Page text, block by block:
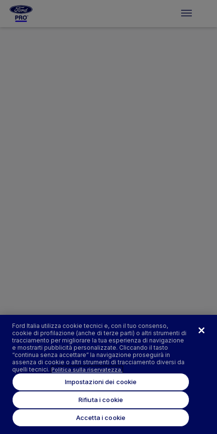
Ford Italia utilizza cookie tecnici e, con il tuo consenso,
cookie di profilazione (anche di terze parti) o altri strumenti di
tracciamento per migliorare la tua esperienza di navigazione
e mostrarti pubblicità personalizzate. Cliccando il tasto
“continua senza accettare” la navigazione proseguirà in
assenza di cookie o altri strumenti di tracciamento diversi da
quelli tecnici. Politica sulla riservatezza.
Impostazioni dei cookie
Rifiuta i cookie
Accetta i cookie